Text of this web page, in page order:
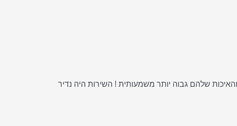
שאפשר לקנות 7 יחידות ב 100 ש"ח רכשתי בקניון את אותו מוצר ב 65 שח ליחידה והאיכות שלהם גבוה יותר משמעותית ! השירות היה נדיר